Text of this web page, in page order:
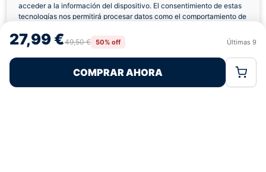
acceder a la información del dispositivo. El consentimiento de estas
tecnologías nos permitirá procesar datos como el comportamiento de
retirar el consentimiento, puede afectar negativamente a ciertas
características y funciones.
Rechazar
Política de CookiesPolítica de Privacidad
27,99 €49,50 € 50% off Últimas 9
COMPRAR AHORA
¿Tienes dudas con la talla o el envío?